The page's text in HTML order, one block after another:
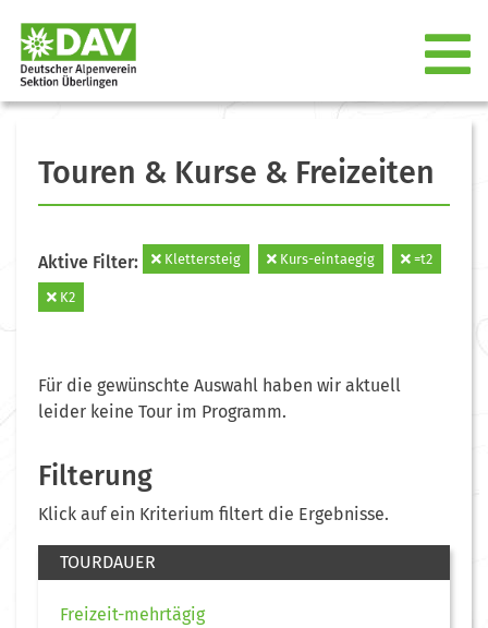
Touren & Kurse & Freizeiten
Aktive Filter: Klettersteig Kurs-eintaegig =t2
K2
Für die gewünschte Auswahl haben wir aktuell
leider keine Tour im Programm.
Filterung
Klick auf ein Kriterium filtert die Ergebnisse.
TOURDAUER
Freizeit-mehrtägig